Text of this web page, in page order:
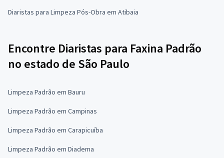
Diaristas para Limpeza Pós-Obra em Atibaia
Encontre Diaristas para Faxina Padrão
no estado de São Paulo
Limpeza Padrão em Bauru
Limpeza Padrão em Campinas
Limpeza Padrão em Carapicuíba
Limpeza Padrão em Diadema